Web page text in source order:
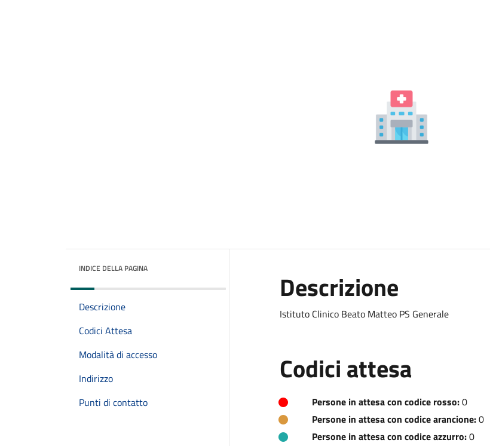
INDICE DELLA PAGINA
Descrizione
Codici Attesa
Modalità di accesso
Indirizzo
Punti di contatto
Descrizione
Istituto Clinico Beato Matteo PS Generale
Codici attesa
Persone in attesa con codice rosso:0
Persone in attesa con codice arancione:0
Persone in attesa con codice azzurro:0